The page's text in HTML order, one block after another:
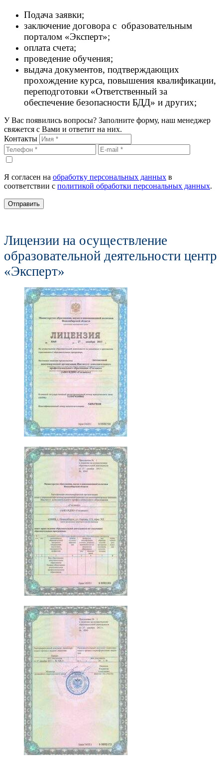
Подача заявки;
заключение договора с образовательным
порталом «Эксперт»;
оплата счета;
проведение обучения;
выдача документов, подтверждающих
прохождение курса, повышения квалификации,
переподготовки «Ответственный за
обеспечение безопасности БДД» и других;
У Вас появились вопросы? Заполните форму, наш менеджер
свяжется с Вами и ответит на них.
Контакты
Я согласен на обработку персональных данных в
соответствии с политикой обработки персональных данных.
Отправить
Лицензии на осуществление
образовательной деятельности центр
«Эксперт»